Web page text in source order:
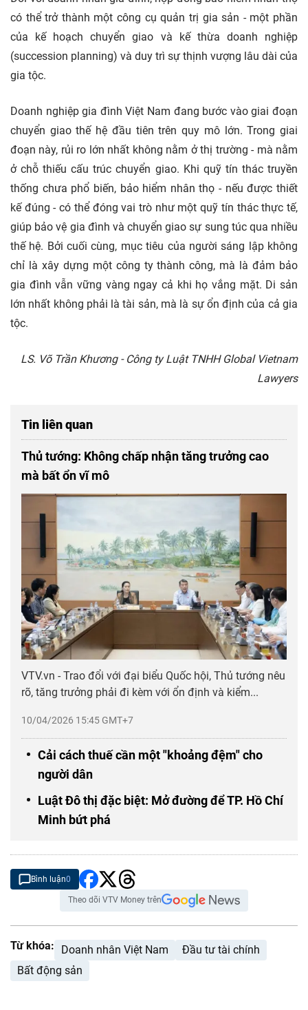
có thể trở thành một công cụ quản trị gia sản - một phần
của kế hoạch chuyển giao và kế thừa doanh nghiệp
(succession planning) và duy trì sự thịnh vượng lâu dài của
gia tộc.
Doanh nghiệp gia đình Việt Nam đang bước vào giai đoạn
chuyển giao thế hệ đầu tiên trên quy mô lớn. Trong giai
đoạn này, rủi ro lớn nhất không nằm ở thị trường - mà nằm
ở chỗ thiếu cấu trúc chuyển giao. Khi quỹ tín thác truyền
thống chưa phổ biến, bảo hiểm nhân thọ - nếu được thiết
kế đúng - có thể đóng vai trò như một quỹ tín thác thực tế,
giúp bảo vệ gia đình và chuyển giao sự sung túc qua nhiều
thế hệ. Bởi cuối cùng, mục tiêu của người sáng lập không
chỉ là xây dựng một công ty thành công, mà là đảm bảo
gia đình vẫn vững vàng ngay cả khi họ vắng mặt. Di sản
lớn nhất không phải là tài sản, mà là sự ổn định của cả gia
tộc.
LS. Võ Trần Khương - Công ty Luật TNHH Global Vietnam
Lawyers
Tin liên quan
Thủ tướng: Không chấp nhận tăng trưởng cao
mà bất ổn vĩ mô
10/04/2026 15:45 GMT+7
VTV.vn - Trao đổi với đại biểu Quốc hội, Thủ tướng nêu
rõ, tăng trưởng phải đi kèm với ổn định và kiểm...
Cải cách thuế cần một "khoảng đệm" cho
người dân
Luật Đô thị đặc biệt: Mở đường để TP. Hồ Chí
Minh bứt phá
Bình luận0
Theo dõi VTV Money trên
Từ khóa: Doanh nhân Việt Nam
Đầu tư tài chính
Bất động sản